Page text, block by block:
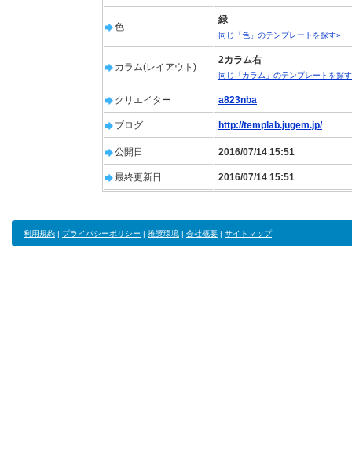
色
緑
同じ「色」のテンプレートを探す»
カラム(レイアウト)
2カラム右
同じ「カラム」のテンプレートを探
クリエイター a823nba
ブログ http://templab.jugem.jp/
公開日 2016/07/14 15:51
最終更新日 2016/07/14 15:51
利用規約 | プライバシーポリシー | 推奨環境 | 会社概要 | サイトマップ